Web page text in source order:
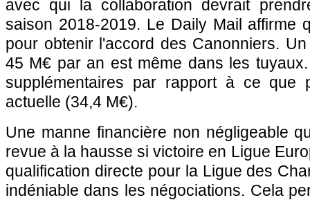
avec qui la collaboration devrait
saison 2018-2019. Le Daily Mail affirme
pour obtenir l'accord des Canonniers.
45 M€ par an est même dans les
supplémentaires par rapport à ce que
actuelle (34,4 M€).
Une manne financière non négligeable
revue à la hausse si victoire en Ligue
qualification directe pour la Ligue des
indéniable dans les négociations. Cela